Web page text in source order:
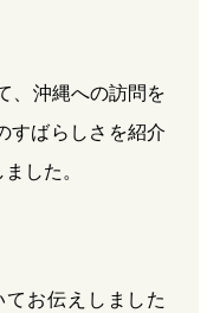
、沖縄への訪問を
すばらしさを紹介
した。
お伝えしました